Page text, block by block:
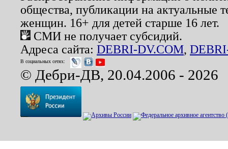
общества, публикации на актуальные
женщин. 16+ для детей старше 16 лет.
СМИ не получает субсидий.
Адреса сайта: DEBRI-DV.COM,
В социальных сетях:
© Дебри-ДВ, 20.04.2006 - 2026